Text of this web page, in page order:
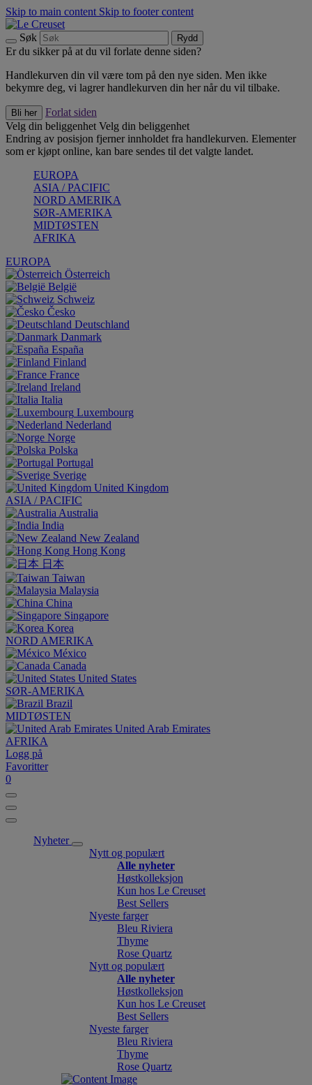
Skip to main content Skip to footer content
Søk Rydd
Er du sikker på at du vil forlate denne siden?
Handlekurven din vil være tom på den nye siden. Men ikke
bekymre deg, vi lagrer handlekurven din her når du vil tilbake.
Bli her
Forlat siden
Velg din beliggenhet Velg din beliggenhet
Endring av posisjon fjerner innholdet fra handlekurven. Elementer
som er kjøpt online, kan bare sendes til det valgte landet.
EUROPA
ASIA / PACIFIC
NORD AMERIKA
SØR-AMERIKA
MIDTØSTEN
AFRIKA
EUROPA
Österreich
België
Schweiz
Česko
Deutschland
Danmark
España
Finland
France
Ireland
Italia
Luxembourg
Nederland
Norge
Polska
Portugal
Sverige
United Kingdom
ASIA / PACIFIC
Australia
India
New Zealand
Hong Kong
日本
Taiwan
Malaysia
China
Singapore
Korea
NORD AMERIKA
México
Canada
United States
SØR-AMERIKA
Brazil
MIDTØSTEN
United Arab Emirates
AFRIKA
Logg på
Favoritter
0
Nyheter
Nytt og populært
Alle nyheter
Høstkolleksjon
Kun hos Le Creuset
Best Sellers
Nyeste farger
Bleu Riviera
Thyme
Rose Quartz
Nytt og populært
Alle nyheter
Høstkolleksjon
Kun hos Le Creuset
Best Sellers
Nyeste farger
Bleu Riviera
Thyme
Rose Quartz